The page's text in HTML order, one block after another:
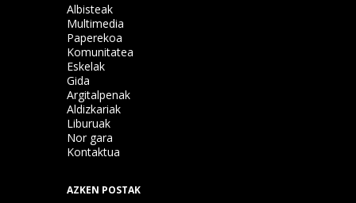
Albisteak
Multimedia
Paperekoa
Komunitatea
Eskelak
Gida
Argitalpenak
Aldizkariak
Liburuak
Nor gara
Kontaktua
AZKEN POSTAK